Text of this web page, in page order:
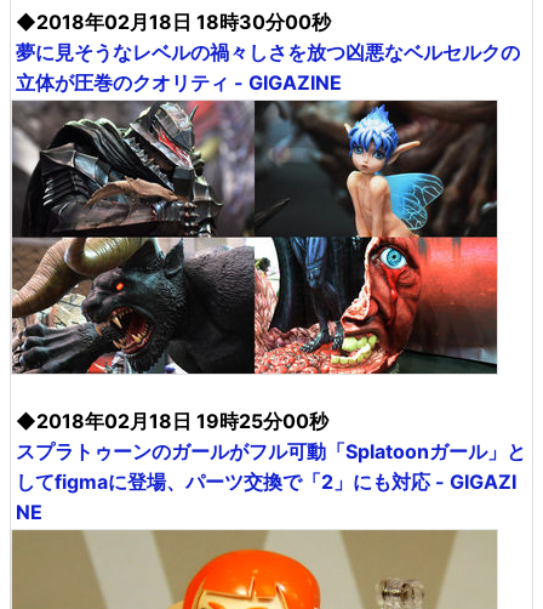
◆2018年02月18日 18時30分00秒
夢に見そうなレベルの禍々しさを放つ凶悪なベルセルクの
立体が圧巻のクオリティ - GIGAZINE
◆2018年02月18日 19時25分00秒
スプラトゥーンのガールがフル可動「Splatoonガール」と
してfigmaに登場、パーツ交換で「2」にも対応 - GIGAZI
NE